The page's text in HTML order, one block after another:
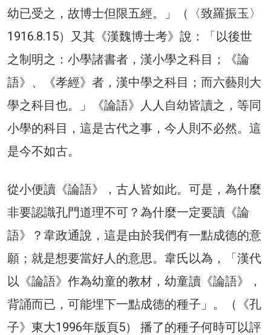
幼已受之，故博士但限五經。」（〈致羅振玉〉
1916.8.15）又其《漢魏博士考》說：「以後世
之制明之：小學諸書者，漢小學之科目；《論
語》、《孝經》者，漢中學之科目；而六藝則大
學之科目也。」《論語》人人自幼皆讀之，等同
小學的科目，這是古代之事，今人則不必然。這
是今不如古。
從小便讀《論語》，古人皆如此。可是，為什麼
非要認識孔門道理不可？為什麼一定要讀《論
語》？韋政通說，這是由於我們有一點成德的意
願；就是想要當好人的意思。韋氏以為，「漢代
以《論語》作為幼童的教材，幼童讀《論語》，
背誦而已，可能埋下一點成德的種子」。（《孔
子》東大1996年版頁5） 播了的種子何時可以評